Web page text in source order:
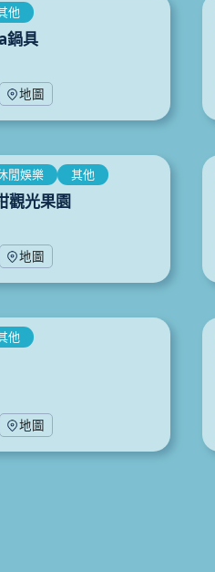
他
鍋具
地圖
閒娛樂 其他
觀光果園
地圖
他
地圖